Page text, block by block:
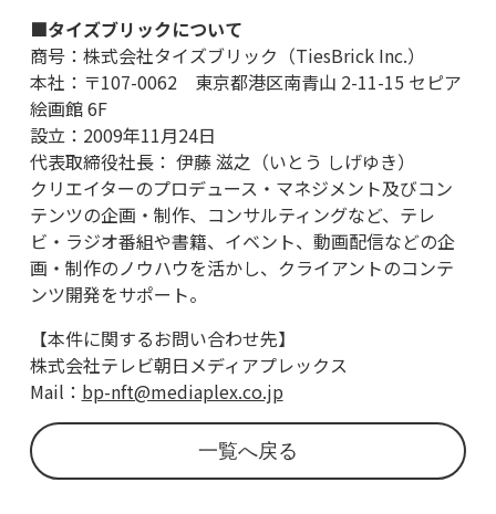
■タイズブリックについて
商号：株式会社タイズブリック（TiesBrick Inc.）
本社：〒107-0062 東京都港区南青山 2-11-15 セピア
絵画館 6F
設立：2009年11月24日
代表取締役社長： 伊藤 滋之（いとう しげゆき）
クリエイターのプロデュース・マネジメント及びコン
テンツの企画・制作、コンサルティングなど、テレ
ビ・ラジオ番組や書籍、イベント、動画配信などの企
画・制作のノウハウを活かし、クライアントのコンテ
ンツ開発をサポート。
【本件に関するお問い合わせ先】
株式会社テレビ朝日メディアプレックス
Mail： bp-nft@mediaplex.co.jp
一覧へ戻る